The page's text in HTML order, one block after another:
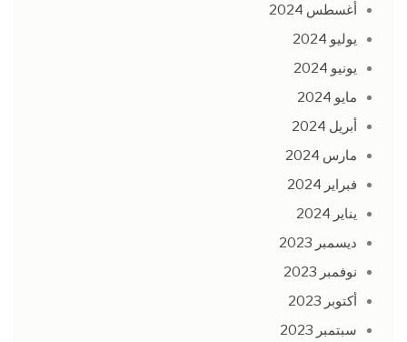
أغسطس 2024
يوليو 2024
يونيو 2024
مايو 2024
أبريل 2024
مارس 2024
فبراير 2024
يناير 2024
ديسمبر 2023
نوفمبر 2023
أكتوبر 2023
سبتمبر 2023